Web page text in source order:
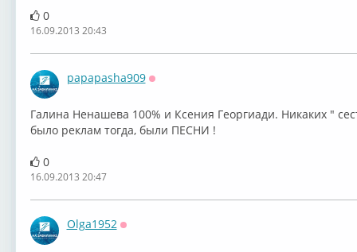
0
16.09.2013 20:43
papapasha909
Галина Ненашева 100% и Ксения Георгиади. Никаких "
было реклам тогда, были ПЕСНИ !
0
16.09.2013 20:47
Olga1952